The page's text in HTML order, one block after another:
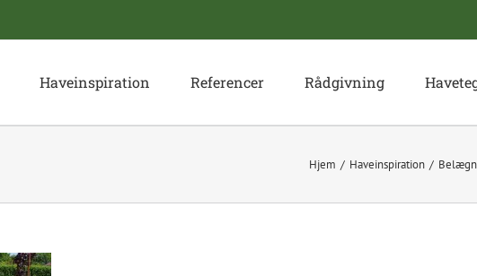
Haveinspiration Referencer Rådgivning
Hjem Haveinspiration